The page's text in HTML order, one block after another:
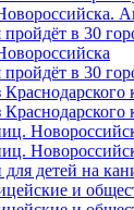
в 30
в 30
детей на
и